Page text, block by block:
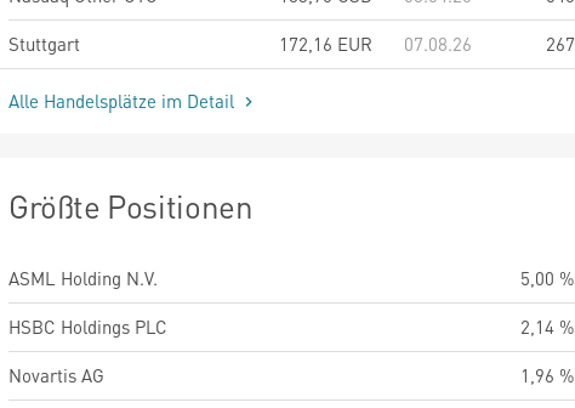
Stuttgart
172,16 EUR 07.08.26 267
Alle Handelsplätze im Detail
Größte Positionen
ASML Holding N.V.
5,00 %
HSBC Holdings PLC
2,14 %
Novartis AG
1,96 %